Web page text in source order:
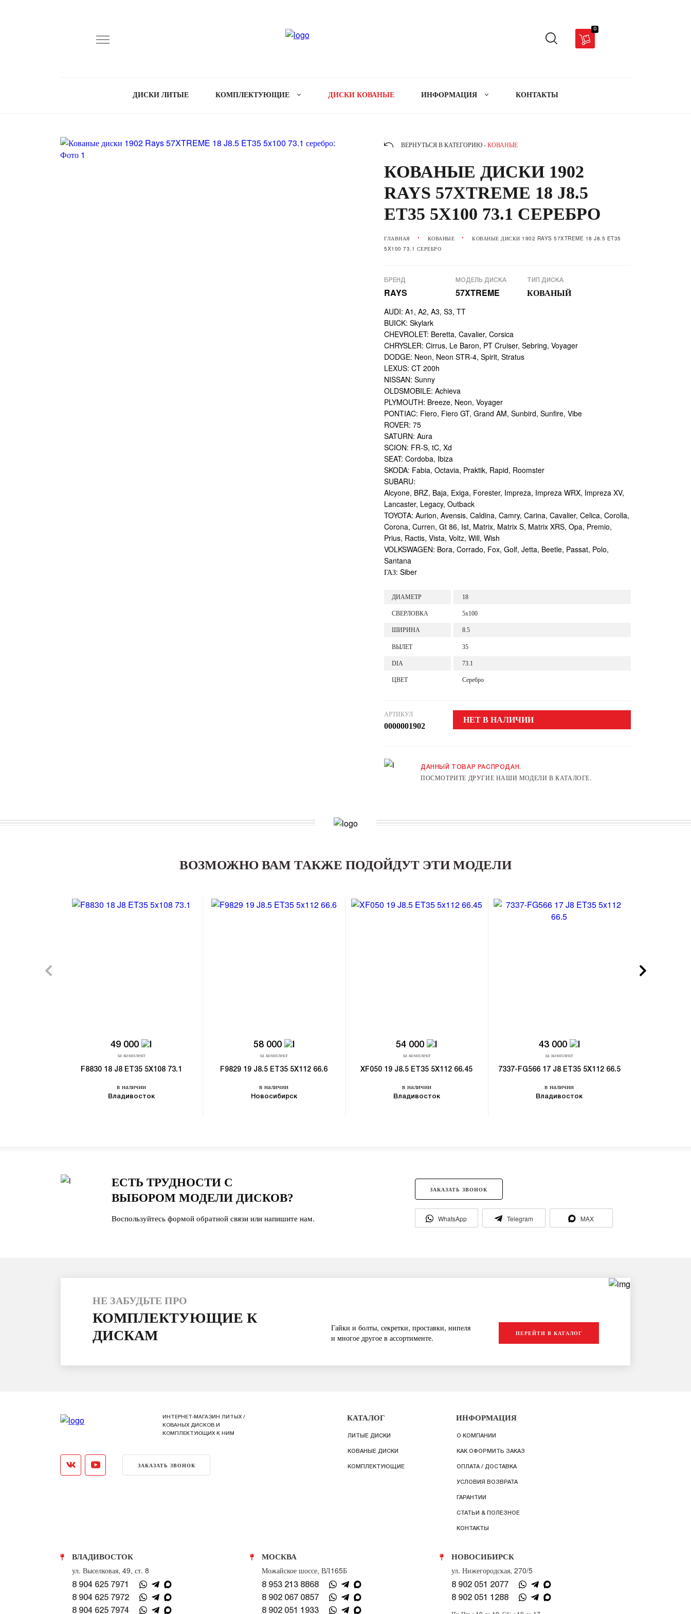
0
ДИСКИ ЛИТЫЕ КОМПЛЕКТУЮЩИЕ ДИСКИ КОВАНЫЕ ИНФОРМАЦИЯ КОНТАКТЫ
ВЕРНУТЬСЯ В КАТЕГОРИЮ - КОВАНЫЕ
КОВАНЫЕ ДИСКИ 1902
RAYS 57XTREME 18 J8.5
ET35 5X100 73.1 СЕРЕБРО
ГЛАВНАЯ КОВАНЫЕ
КОВАНЫЕ ДИСКИ 1902 RAYS 57XTREME 18 J8.5 ET35
5X100 73.1 СЕРЕБРО
БРЕНД
RAYS
МОДЕЛЬ ДИСКА
57XTREME
ТИП ДИСКА
КОВАНЫЙ
AUDI: A1, A2, A3, S3, TT
BUICK: Skylark
CHEVROLET: Beretta, Cavalier, Corsica
CHRYSLER: Cirrus, Le Baron, PT Cruiser, Sebring, Voyager
DODGE: Neon, Neon STR-4, Spirit, Stratus
LEXUS: CT 200h
NISSAN: Sunny
OLDSMOBILE: Achieva
PLYMOUTH: Breeze, Neon, Voyager
PONTIAC: Fiero, Fiero GT, Grand AM, Sunbird, Sunfire, Vibe
ROVER: 75
SATURN: Aura
SCION: FR-S, tC, Xd
SEAT: Cordoba, Ibiza
SKODA: Fabia, Octavia, Praktik, Rapid, Roomster
SUBARU:
Alcyone, BRZ, Baja, Exiga, Forester, Impreza, Impreza WRX, Impreza XV,
Lancaster, Legacy, Outback
TOYOTA: Aurion, Avensis, Caldina, Camry, Carina, Cavalier, Celica, Corolla,
Corona, Curren, Gt 86, Ist, Matrix, Matrix S, Matrix XRS, Opa, Premio,
Prius, Ractis, Vista, Voltz, Will, Wish
VOLKSWAGEN: Bora, Corrado, Fox, Golf, Jetta, Beetle, Passat, Polo,
Santana
ГАЗ: Siber
ДИАМЕТР 18
СВЕРЛОВКА 5x100
ШИРИНА 8.5
ВЫЛЕТ 35
DIA 73.1
ЦВЕТ Серебро
АРТИКУЛ
0000001902
НЕТ В НАЛИЧИИ
ДАННЫЙ ТОВАР РАСПРОДАН.
ПОСМОТРИТЕ ДРУГИЕ НАШИ МОДЕЛИ В КАТАЛОГЕ.
ВОЗМОЖНО ВАМ ТАКЖЕ ПОДОЙДУТ ЭТИ МОДЕЛИ
49 000
за комплект
F8830 18 J8 ET35 5X108 73.1
в наличии
Владивосток
58 000
за комплект
F9829 19 J8.5 ET35 5X112 66.6
в наличии
Новосибирск
54 000
за комплект
XF050 19 J8.5 ET35 5X112 66.45
в наличии
Владивосток
43 000
за комплект
7337-FG566 17 J8 ET35 5X112 66.5
в наличии
Владивосток
ЕСТЬ ТРУДНОСТИ С
ВЫБОРОМ МОДЕЛИ ДИСКОВ?
Воспользуйтесь формой обратной связи или напишите нам.
ЗАКАЗАТЬ ЗВОНОК
WhatsApp Telegram MAX
НЕ ЗАБУДЬТЕ ПРО
КОМПЛЕКТУЮЩИЕ К
ДИСКАМ
Гайки и болты, секретки, проставки, нипеля
и многое другое в ассортименте.
ПЕРЕЙТИ В КАТАЛОГ
ИНТЕРНЕТ-МАГАЗИН ЛИТЫХ /
КОВАНЫХ ДИСКОВ И
КОМПЛЕКТУЮЩИХ К НИМ
ЗАКАЗАТЬ ЗВОНОК
КАТАЛОГ
ЛИТЫЕ ДИСКИ
КОВАНЫЕ ДИСКИ
КОМПЛЕКТУЮЩИЕ
ИНФОРМАЦИЯ
О КОМПАНИИ
КАК ОФОРМИТЬ ЗАКАЗ
ОПЛАТА / ДОСТАВКА
УСЛОВИЯ ВОЗВРАТА
ГАРАНТИИ
СТАТЬИ & ПОЛЕЗНОЕ
КОНТАКТЫ
ВЛАДИВОСТОК
ул. Выселковая, 49, ст. 8
8 904 625 7971
8 904 625 7972
8 904 625 7974
МОСКВА
Можайское шоссе, ВЛ165Б
8 953 213 8868
8 902 067 0857
8 902 051 1933
НОВОСИБИРСК
ул. Нижегородская, 270/5
8 902 051 2077
8 902 051 1288